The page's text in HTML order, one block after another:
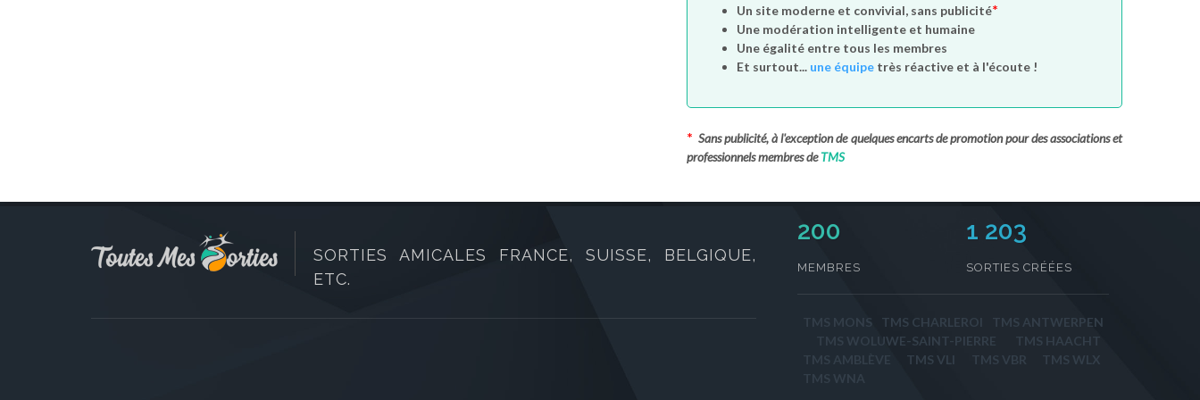
Un site moderne et convivial, sans publicité*
Une modération intelligente et humaine
Une égalité entre tous les membres
Et surtout... une équipe très réactive et à l'écoute !
* Sans publicité, à l'exception de quelques encarts de promotion pour des associations et
professionnels membres deTMS
SORTIES AMICALES FRANCE, SUISSE, BELGIQUE,
ETC.
230
MEMBRES
1 203
SORTIES CRÉÉES
TMS MONS TMS CHARLEROI
TMS ANTWERPEN
TMS WOLUWE-SAINT-PIERRE
TMS HAACHT
TMS AMBLÈVE
TMS VLI TMS VBR
TMS WLX
TMS WNA